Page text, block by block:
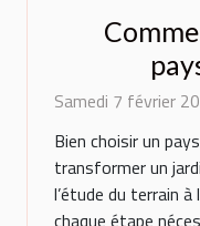
Samedi 7 février
Bien choisir un
transformer un
l’étude du terrain
chaque étape